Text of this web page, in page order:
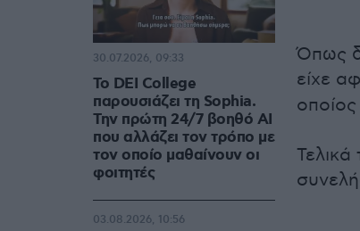
Όπως
είχε
Το DEI College
παρουσιάζει τη Sophia.
Την πρώτη 24/7 βοηθό AI
που αλλάζει τον τρόπο με
τον οποίο μαθαίνουν οι
φοιτητές
30.07.2026, 09:33
03.08.2026, 10:56